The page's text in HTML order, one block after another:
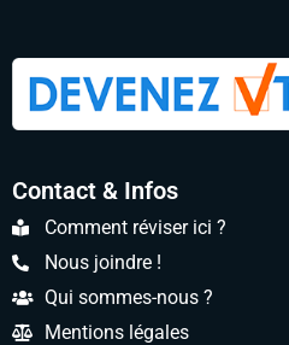
Contact & Infos
Comment réviser ici ?
Nous joindre !
Qui sommes-nous ?
Mentions légales